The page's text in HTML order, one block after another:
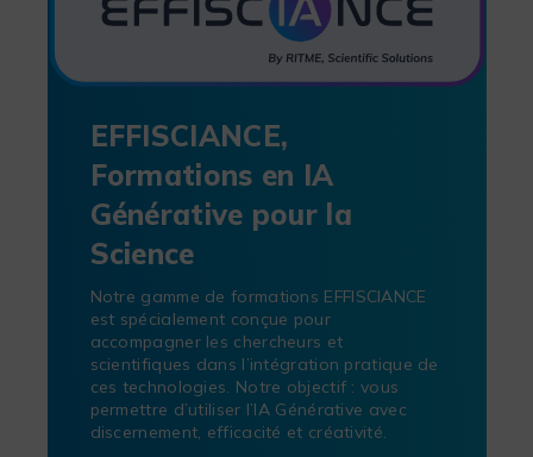
EFFISCIANCE,
Formations en IA
Générative pour la
Science
Notre gamme de formations EFFISCIANCE
est spécialement conçue pour
accompagner les chercheurs et
scientifiques dans l’intégration pratique de
ces technologies. Notre objectif : vous
permettre d’utiliser l’IA Générative avec
discernement, efficacité et créativité.